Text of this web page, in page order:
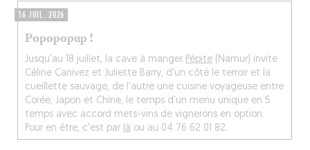
16 JUIL. 2026
Popopopup !
Jusqu'au 18 juillet, la cave à manger Pépite(Namur) invite
Céline Canivez et Juliette Barry, d'un côté le terroir et la
cueillette sauvage, de l'autre une cuisine voyageuse entre
Corée, Japon et Chine, le temps d'un menu unique en 5
temps avec accord mets-vins de vignerons en option.
Pour en être, c'est par là ou au 04 76 62 01 82.